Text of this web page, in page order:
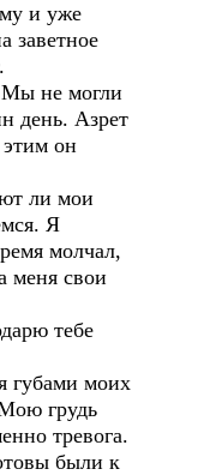
и уже
заветное
Мы не могли
день. Азрет
он
ли мои
Я
молчал,
меня свои
тебе
губами моих
грудь
тревога.
были к